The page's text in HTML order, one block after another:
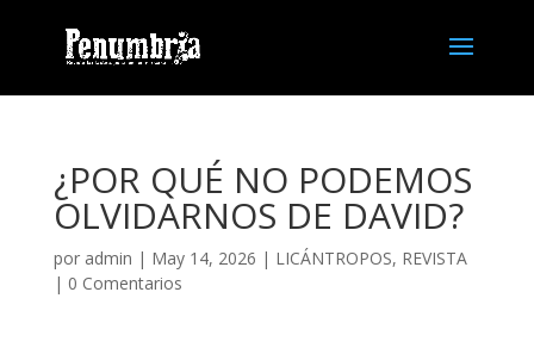
¿POR QUÉ NO PODEMOS
OLVIDARNOS DE DAVID?
por admin | May 14, 2026 | LICÁNTROPOS, REVISTA
| 0 Comentarios